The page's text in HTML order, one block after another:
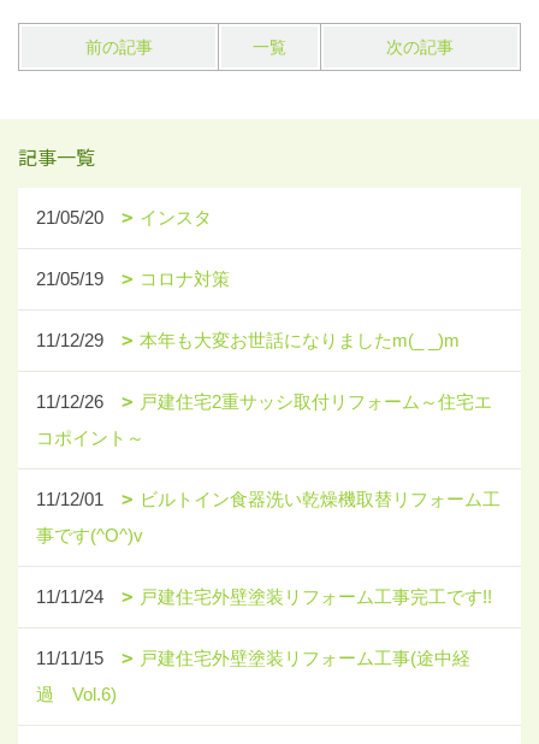
前の記事 一覧 次の記事
記事一覧
21/05/20 インスタ
21/05/19 コロナ対策
11/12/29 本年も大変お世話になりましたm(_ _)m
11/12/26
戸建住宅2重サッシ取付リフォーム～住宅エ
コポイント～
11/12/01
ビルトイン食器洗い乾燥機取替リフォーム工
事です(^O^)v
11/11/24 戸建住宅外壁塗装リフォーム工事完工です!!
11/11/15
戸建住宅外壁塗装リフォーム工事(途中経
過 Vol.6)